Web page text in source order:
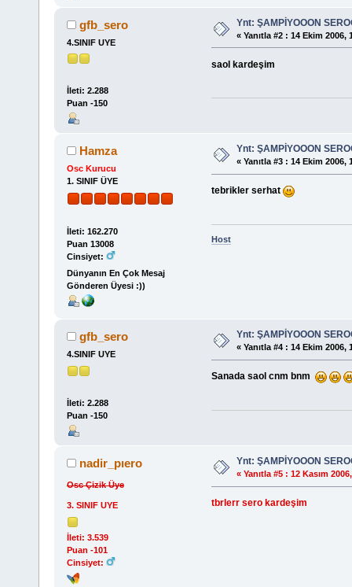
gfb_sero
4.SINIF UYE
İleti: 2.288
Puan -150
Ynt: ŞAMPİYOOON
« Yanıtla #2 : 14 Ekim 2006,
saol kardeşim
Hamza
Osc Kurucu
1. SINIF ÜYE
İleti: 162.270
Puan 13008
Cinsiyet:
Dünyanın En Çok Mesaj
Gönderen Üyesi :))
Ynt: ŞAMPİYOOON
« Yanıtla #3 : 14 Ekim 2006,
tebrikler serhat
Host
gfb_sero
4.SINIF UYE
İleti: 2.288
Puan -150
Ynt: ŞAMPİYOOON
« Yanıtla #4 : 14 Ekim 2006,
Sanada saol cnm bnm
nadir_pıero
Osc Çizik Üye
3. SINIF UYE
İleti: 3.539
Puan -101
Cinsiyet:
Ynt: ŞAMPİYOOON
« Yanıtla #5 : 12 Kasım
tbrlerr sero kardeşim